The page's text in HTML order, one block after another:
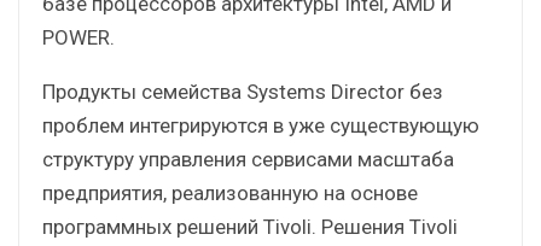
POWER.
Продукты семейства Systems Director без
проблем интегрируются в уже существующую
структуру управления сервисами масштаба
предприятия, реализованную на основе
программных решений Tivoli. Решения Tivoli